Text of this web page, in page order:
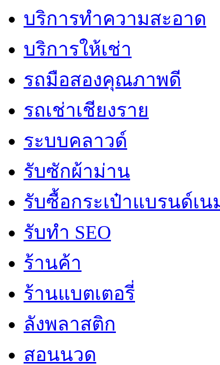
บริการทำความสะอาด
บริการให้เช่า
รถมือสองคุณภาพดี
รถเช่าเชียงราย
ระบบคลาวด์
รับซักผ้าม่าน
รับซื้อกระเป๋าแบรนด์เน
รับทำ SEO
ร้านค้า
ร้านแบตเตอรี่
ลังพลาสติก
สอนนวด